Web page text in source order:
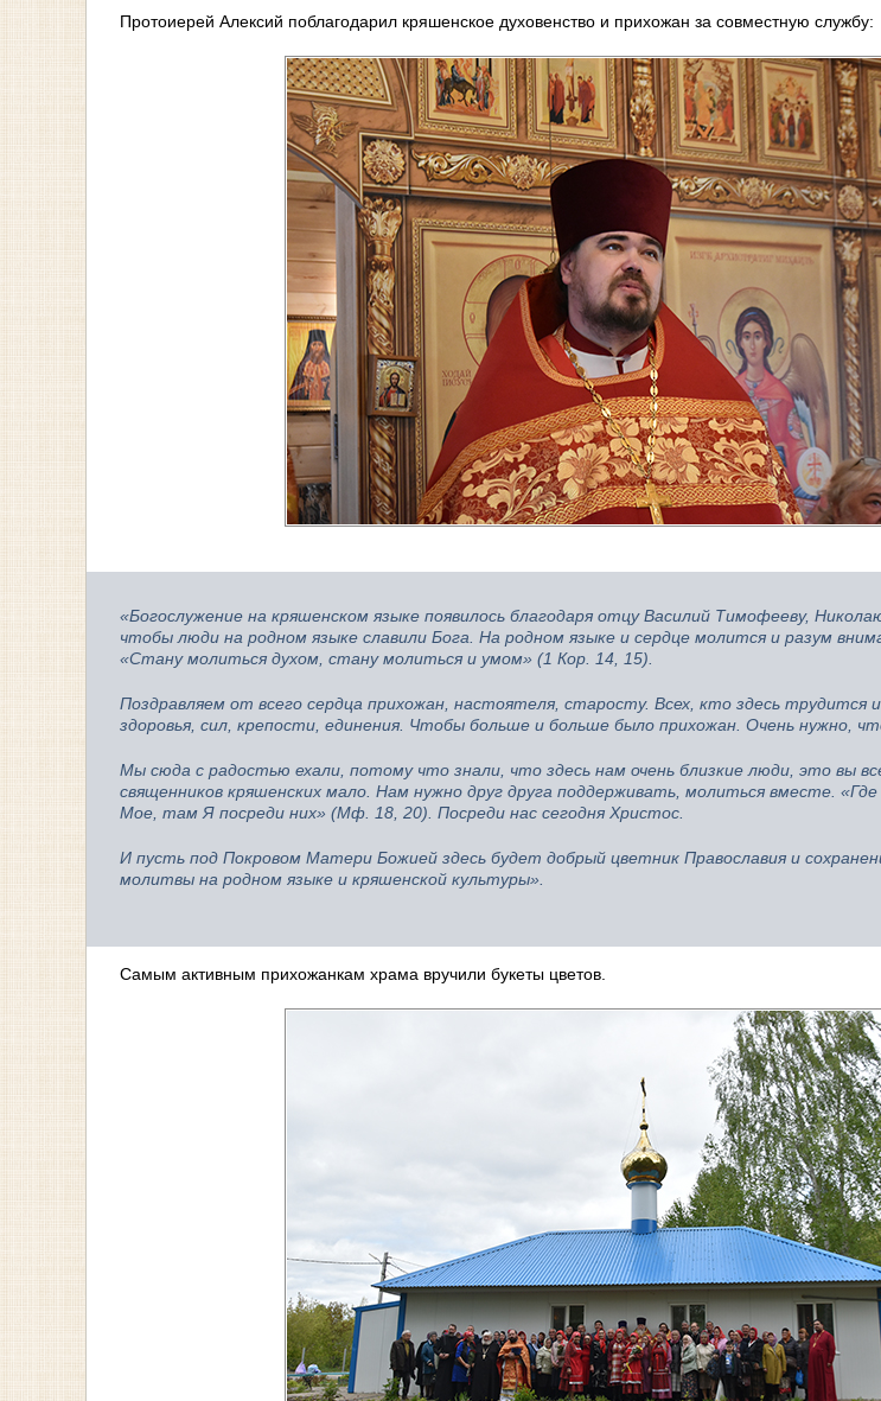
Протоиерей Алексий поблагодарил кряшенское духовенство и прихожан за совместную службу:
«Богослужение на кряшенском языке появилось благодаря отцу Василий Тимофееву,
чтобы люди на родном языке славили Бога. На родном языке и сердце молится и разум
«Стану молиться духом, стану молиться и умом» (1 Кор. 14, 15).
Поздравляем от всего сердца прихожан, настоятеля, старосту. Всех, кто здесь трудится
здоровья, сил, крепости, единения. Чтобы больше и больше было прихожан. Очень нужно,
Мы сюда с радостью ехали, потому что знали, что здесь нам очень близкие люди, это вы
священников кряшенских мало. Нам нужно друг друга поддерживать, молиться вместе.
Мое, там Я посреди них» (Мф. 18, 20). Посреди нас сегодня Христос.
И пусть под Покровом Матери Божией здесь будет добрый цветник Православия и
молитвы на родном языке и кряшенской культуры».
Самым активным прихожанкам храма вручили букеты цветов.